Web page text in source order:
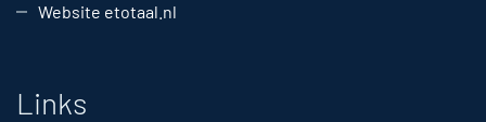
Website etotaal.nl
Links